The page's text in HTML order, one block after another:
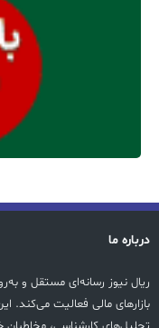
درباره ما
ریال نیوز رسانه‌ای مستقل و
بازارهای مالی فعالیت می‌کند.